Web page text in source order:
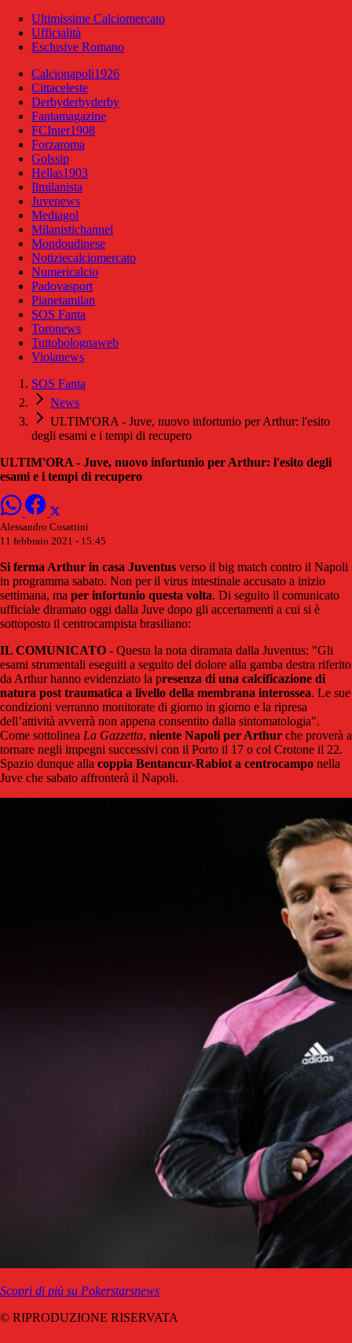
Ultimissime Calciomercato
Ufficialità
Esclusive Romano
Calcionapoli1926
Cittaceleste
Derbyderbyderby
Fantamagazine
FCInter1908
Forzaroma
Golssip
Hellas1903
Ilmilanista
Juvenews
Mediagol
Milanistichannel
Mondoudinese
Notiziecalciomercato
Numericalcio
Padovasport
Pianetamilan
SOS Fanta
Toronews
Tuttobolognaweb
Violanews
SOS Fanta
News
ULTIM'ORA - Juve, nuovo infortunio per Arthur: l'esito
degli esami e i tempi di recupero
ULTIM'ORA - Juve, nuovo infortunio per Arthur: l'esito degli
esami e i tempi di recupero
Alessandro Cosattini
11 febbraio 2021 - 15:45
Si ferma Arthur in casa Juventus verso il big match contro il Napoli
in programma sabato. Non per il virus intestinale accusato a inizio
settimana, ma per infortunio questa volta. Di seguito il comunicato
ufficiale diramato oggi dalla Juve dopo gli accertamenti a cui si è
sottoposto il centrocampista brasiliano:
IL COMUNICATO - Questa la nota diramata dalla Juventus: "Gli
esami strumentali eseguiti a seguito del dolore alla gamba destra riferito
da Arthur hanno evidenziato la presenza di una calcificazione di
natura post traumatica a livello della membrana interossea. Le sue
condizioni verranno monitorate di giorno in giorno e la ripresa
dell’attività avverrà non appena consentito dalla sintomatologia".
Come sottolinea La Gazzetta, niente Napoli per Arthur che proverà a
tornare negli impegni successivi con il Porto il 17 o col Crotone il 22.
Spazio dunque alla coppia Bentancur-Rabiot a centrocampo nella
Juve che sabato affronterà il Napoli.
Scopri di più su Pokerstarsnews
© RIPRODUZIONE RISERVATA